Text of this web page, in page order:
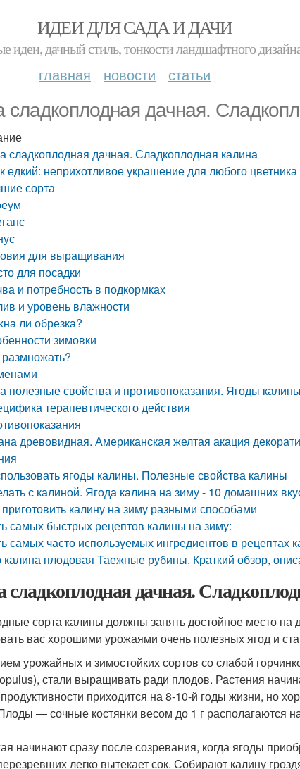
ИДЕИ ДЛЯ САДА И ДАЧИ
идеи, дачный стиль, тонкости ландшафтного
главная новости статьи
сладкоплодная дачная.
сладкоплодная дачная. Сладкоплодная калина
едкий: неприхотливое украшение для любого цветника
сорта
для выращивания
для посадки
и потребность в подкормках
и уровень влажности
ли обрезка?
зимовки
размножать?
полезные свойства и противопоказания. Ягоды
терапевтического действия
древовидная. Американская желтая акация
ягоды калины. Полезные свойства калины
с калиной. Ягода калина на зиму - 10 домашних
приготовить калину на зиму разными способами
самых быстрых рецептов калины на зиму:
самых часто используемых ингредиентов в рецептах
плодовая Таежные рубины. Краткий обзор,
дачная.
сорта калины должны занять достойное место на
вас хорошими урожаями очень полезных ягод и
урожайных и зимостойких сортов со слабой
стали выращивать ради плодов. Растения
приходится на 8-10-й годы жизни, но
— сочные костянки весом до 1 г располагаются
начинают сразу после созревания, когда ягоды
легко вытекает сок. Собирают калину